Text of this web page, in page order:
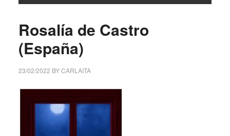
Rosalía de Castro
(España)
23/02/2022 BYCARLAITA